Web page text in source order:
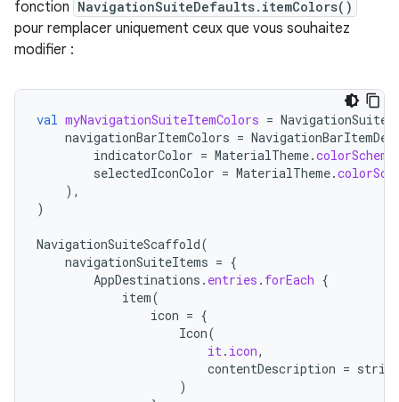
fonction NavigationSuiteDefaults.itemColors()
pour remplacer uniquement ceux que vous souhaitez
modifier :
val myNavigationSuiteItemColors =
navigationBarItemColors =
indicatorColor = MaterialTheme.colorScheme
selectedIconColor = MaterialTheme.
),
)
NavigationSuiteScaffold(
navigationSuiteItems = {
AppDestinations . entries . forEach {
item(
icon = {
Icon(
it . icon,
contentDescription =
)